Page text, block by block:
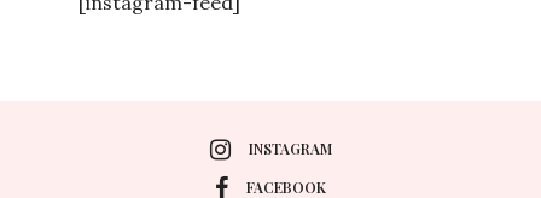
INSTAGRAM
FACEBOOK